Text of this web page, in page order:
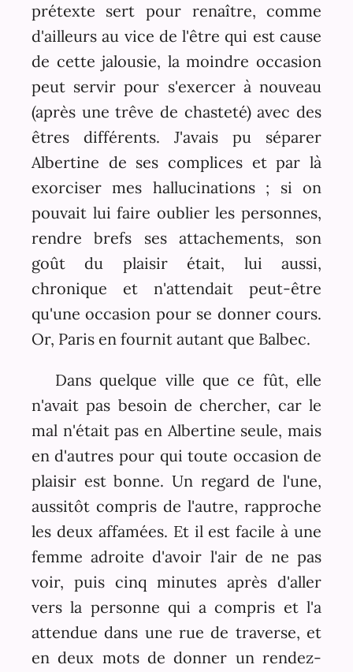
prétexte sert pour renaître, comme
d'ailleurs au vice de l'être qui est cause
de cette jalousie, la moindre occasion
peut servir pour s'exercer à nouveau
(après une trêve de chasteté) avec des
êtres différents. J'avais pu séparer
Albertine de ses complices et par là
exorciser mes hallucinations ; si on
pouvait lui faire oublier les personnes,
rendre brefs ses attachements, son
goût du plaisir était, lui aussi,
chronique et n'attendait peut-être
qu'une occasion pour se donner cours.
Or, Paris en fournit autant que Balbec.
Dans quelque ville que ce fût, elle
n'avait pas besoin de chercher, car le
mal n'était pas en Albertine seule, mais
en d'autres pour qui toute occasion de
plaisir est bonne. Un regard de l'une,
aussitôt compris de l'autre, rapproche
les deux affamées. Et il est facile à une
femme adroite d'avoir l'air de ne pas
voir, puis cinq minutes après d'aller
vers la personne qui a compris et l'a
attendue dans une rue de traverse, et
en deux mots de donner un rendez-